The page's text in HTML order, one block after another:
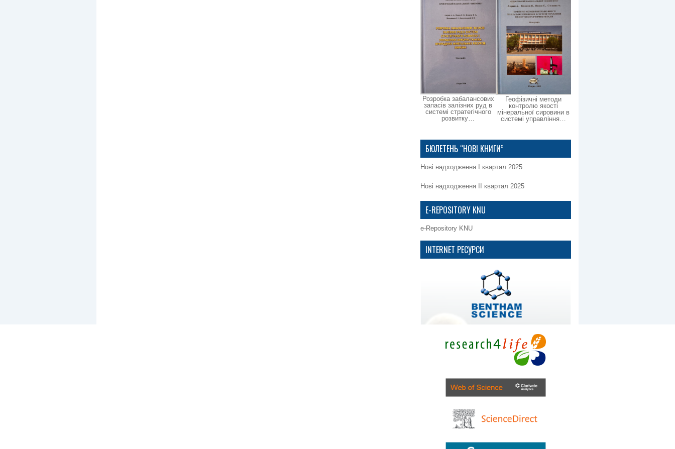
Розробка забалансових
запасів залізних руд в
системі стратегічного
розвитку…
Геофізичні методи
контролю якості
мінеральної сировини в
системі управління…
БЮЛЕТЕНЬ “НОВІ КНИГИ”
Нові надходження І квартал 2025
Нові надходження ІІ квартал 2025
E-REPOSITORY KNU
e-Repository KNU
INTERNET РЕСУРСИ